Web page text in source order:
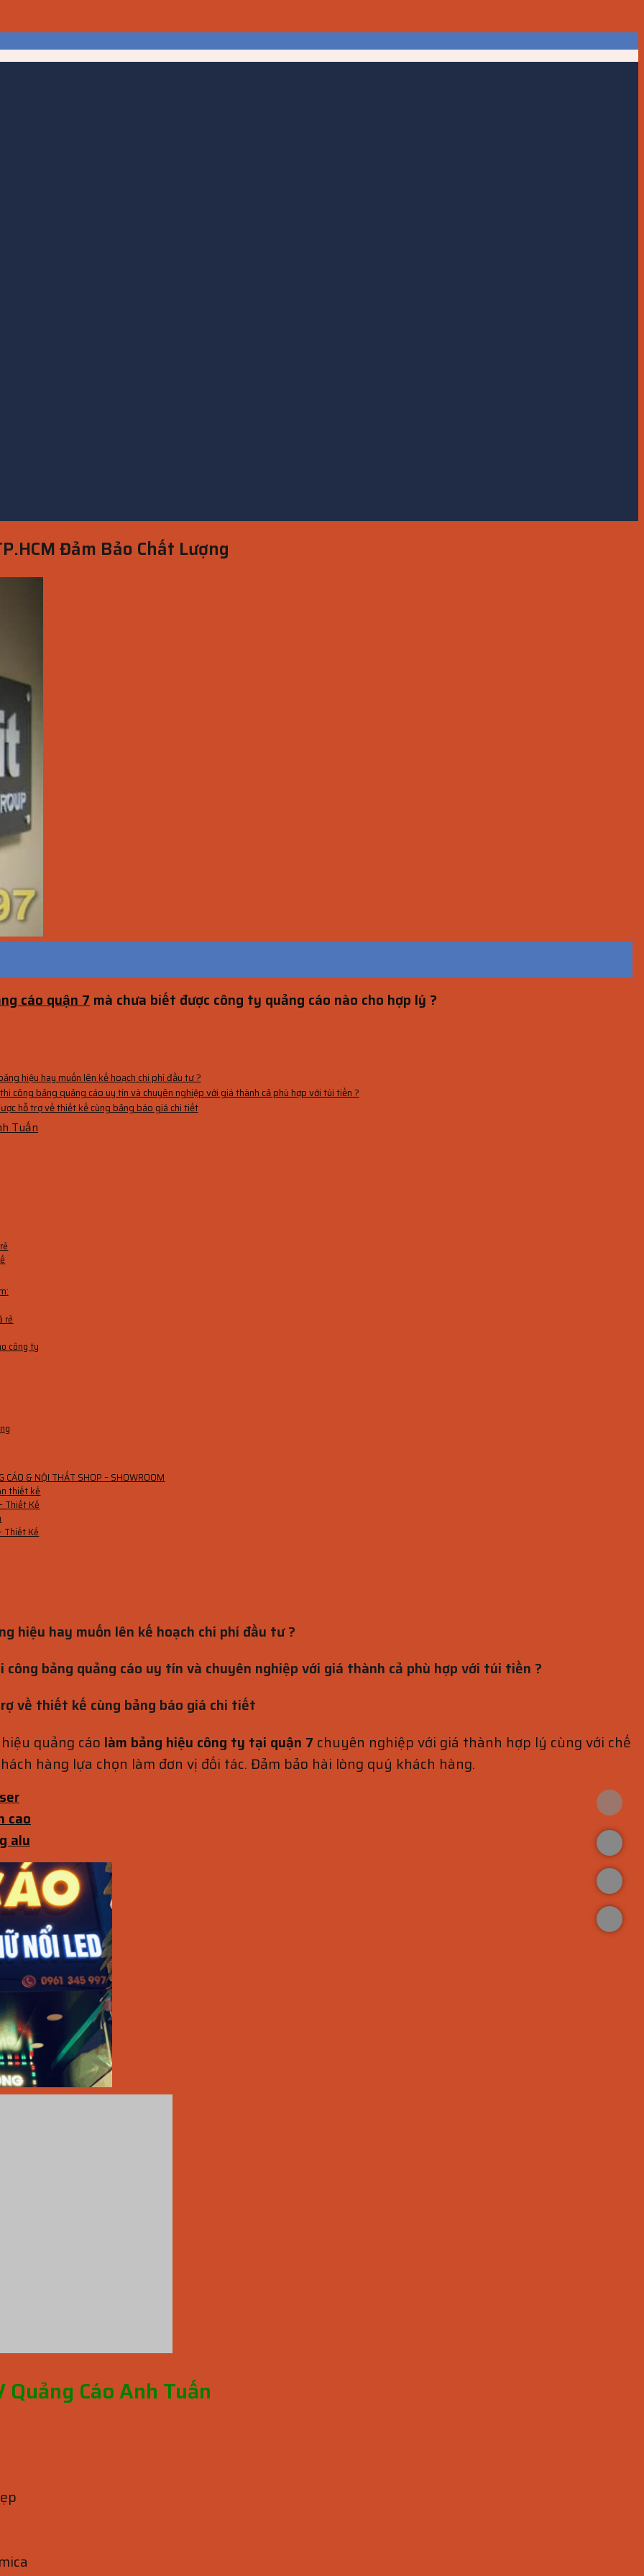
Đảm Bảo Chất Lượng
cáoquận 7 mà chưa biết được công ty quảng cáo nào cho hợp lý ?
hiệu hay muốn lên kế hoạch chi phí đầu tư ?
công bảng quảng cáo uy tín và chuyên nghiệp với giá thành cả phù hợp với túi tiền ?
hỗ trợ về thiết kế cùng bảng báo giá chi tiết
Tuấn
rẻ
công ty
& NỘI THẤT SHOP – SHOWROOM
thiết kế
Thiết Kế
Thiết Kế
hiệu hay muốn lên kế hoạch chi phí đầu tư ?
bảng quảng cáo uy tín và chuyên nghiệp với giá thành cả phù hợp với túi tiền ?
về thiết kế cùng bảng báo giá chi tiết
quảng cáo làm bảng hiệu công ty tại quận 7 chuyên nghiệp với giá thành hợp lý cùng với chế
hàng lựa chọn làm đơn vị đối tác. Đảm bảo hài lòng quý khách hàng.
cao
alu
Quảng Cáo Anh Tuấn